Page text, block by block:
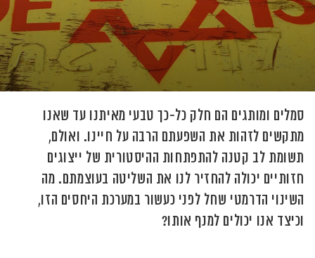
סמלים ומותגים הם חלק כל-כך טבעי מאיתנו עד שאנו
מתקשים לזהות את השפעתם הרבה על חיינו. ואולם,
תשומת לב קטנה להתפתחות ההיסטורית של ייצוגים
חזותיים יכולה להחזיר לנו את השליטה בעוצמתם. מה
השינוי הדרמטי שחל לפני כעשור במערכת היחסים הזו,
וכיצד אנו יכולים למנף אותו?